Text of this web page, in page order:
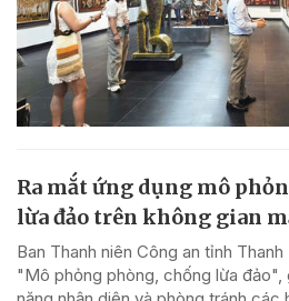
Ra mắt ứng dụng mô
lừa đảo trên không gian
Ban Thanh niên Công an tỉnh
"Mô phỏng phòng, chống lừa đảo",